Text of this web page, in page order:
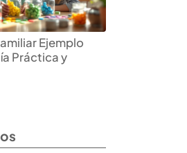
Ejemplo
Práctica y